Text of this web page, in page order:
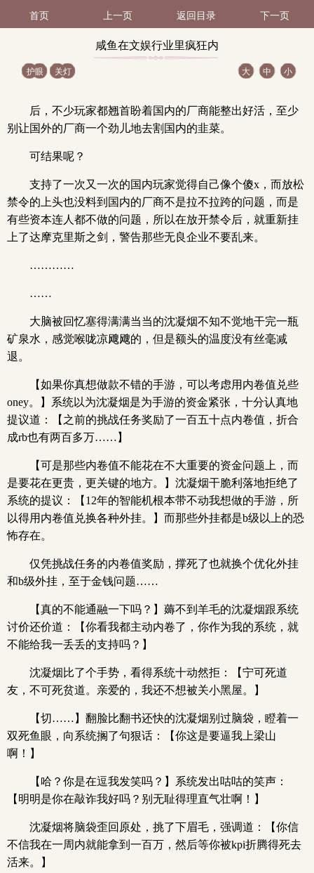
首页 上一页 返回目录 下一页
咸鱼在文娱行业里疯狂内
护眼 关灯 大 中 小
后，不少玩家都翘首盼着国内的厂商能整出好活，至少
别让国外的厂商一个劲儿地去割国内的韭菜。
可结果呢？
支持了一次又一次的国内玩家觉得自己像个傻x，而放松
禁令的上头也没料到国内的厂商不是拉不拉跨的问题，而是
有些资本连人都不做的问题，所以在放开禁令后，就重新挂
上了达摩克里斯之剑，警告那些无良企业不要乱来。
…………
……
大脑被回忆塞得满满当当的沈凝烟不知不觉地干完一瓶
矿泉水，感觉喉咙凉飕飕的，但是额头的温度没有丝毫减
退。
【如果你真想做款不错的手游，可以考虑用内卷值兑些
oney。】系统以为沈凝烟是为手游的资金紧张，十分认真地
提议道：【之前的挑战任务奖励了一百五十点内卷值，折合
成rb也有两百多万……】
【可是那些内卷值不能花在不大重要的资金问题上，而
是要花在更贵，更关键的地方。】沈凝烟干脆利落地拒绝了
系统的提议：【12年的智能机根本带不动我想做的手游，所
以得用内卷值兑换各种外挂。】而那些外挂都是b级以上的恐
怖存在。
仅凭挑战任务的内卷值奖励，撑死了也就换个优化外挂
和b级外挂，至于金钱问题……
【真的不能通融一下吗？】薅不到羊毛的沈凝烟跟系统
讨价还价道：【你看我都主动内卷了，你作为我的系统，就
不能给我一丢丢的支持吗？】
沈凝烟比了个手势，看得系统十动然拒：【宁可死道
友，不可死贫道。亲爱的，我还不想被关小黑屋。】
【切……】翻脸比翻书还快的沈凝烟别过脑袋，瞪着一
双死鱼眼，向系统搁了句狠话：【你这是要逼我上梁山
啊！】
【哈？你是在逗我发笑吗？】系统发出咕咕的笑声：
【明明是你在敲诈我好吗？别无耻得理直气壮啊！】
沈凝烟将脑袋歪回原处，挑了下眉毛，强调道：【你信
不信我在一周内就能拿到一百万，然后等你被kpi折腾得死去
活来。】